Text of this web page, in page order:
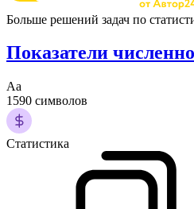
Больше решений задач по
Показатели
Аа
1590 символов
Статистика